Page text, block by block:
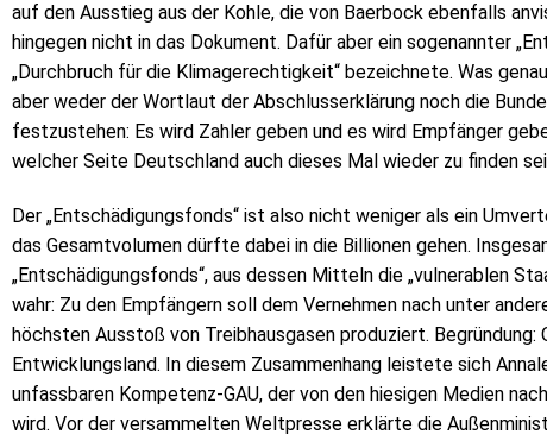
auf den Ausstieg aus der Kohle, die von Baerbock ebenfalls
hingegen nicht in das Dokument. Dafür aber ein sogenannter
„Durchbruch für die Klimagerechtigkeit“ bezeichnete. Was
aber weder der Wortlaut der Abschlusserklärung noch die
festzustehen: Es wird Zahler geben und es wird Empfänger
welcher Seite Deutschland auch dieses Mal wieder zu finden
Der „Entschädigungsfonds“ ist also nicht weniger als ein
das Gesamtvolumen dürfte dabei in die Billionen gehen.
„Entschädigungsfonds“, aus dessen Mitteln die „vulnerablen
wahr: Zu den Empfängern soll dem Vernehmen nach unter
höchsten Ausstoß von Treibhausgasen produziert. Begründung:
Entwicklungsland. In diesem Zusammenhang leistete sich
unfassbaren Kompetenz-GAU, der von den hiesigen Medien
wird. Vor der versammelten Weltpresse erklärte die